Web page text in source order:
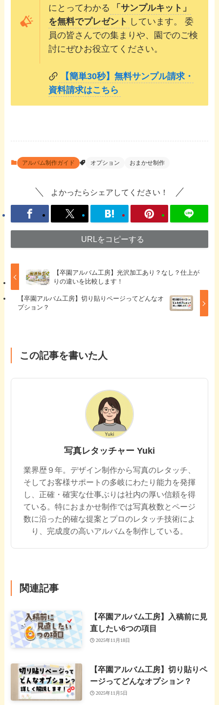
にとってわかる
「サンプルキット」
を無料でプレゼント しています。 委
員の皆さんでの集まりや、園でのご検
討にぜひお役立てください。
【簡単30秒】無料サンプル請求・
資料請求はこちら
アルバム制作ガイド オプション おまかせ制作
よかったらシェアしてください！
URLをコピーする
【卒園アルバム工房】光沢加工あり？なし？仕上が
りの違いを比較します！
【卒園アルバム工房】切り貼りページってどんなオ
プション？
この記事を書いた人
写真レタッチャー Yuki
業界歴９年。デザイン制作から写真のレタッチ、
そしてお客様サポートの多岐にわたり能力を発揮
し、正確・確実な仕事ぶりは社内の厚い信頼を得
ている。特におまかせ制作では写真枚数とページ
数に沿った的確な提案とプロのレタッチ技術によ
り、完成度の高いアルバムを制作している。
関連記事
【卒園アルバム工房】入稿前に見
直したい6つの項目
2025年11月18日
【卒園アルバム工房】切り貼りペ
ージってどんなオプション？
2025年11月5日